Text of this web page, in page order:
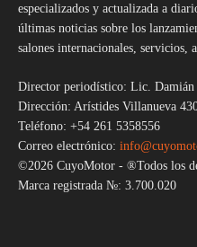
especializados y actualizada a
últimas noticias sobre los
salones internacionales, servicios,
Director periodístico: Lic. Damián
Dirección: Arístides Villanueva
Teléfono: +54 261 5358556
Correo electrónico:
©2026 CuyoMotor - ®Todos los
Marca registrada №: 3.700.020